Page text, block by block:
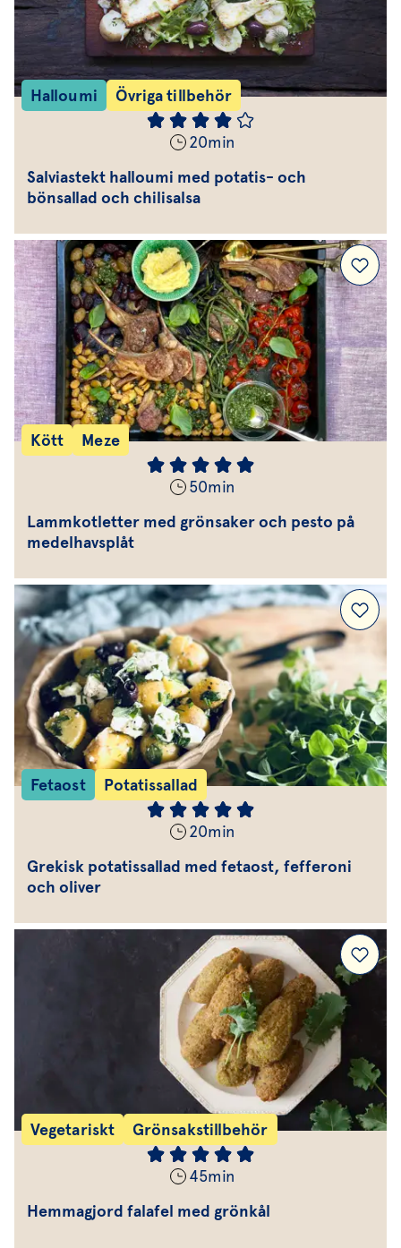
Halloumi Övriga tillbehör
20min
Salviastekt halloumi med potatis- och
bönsallad och chilisalsa
Kött Meze
50min
Lammkotletter med grönsaker och pesto på
medelhavsplåt
Fetaost Potatissallad
20min
Grekisk potatissallad med fetaost, fefferoni
och oliver
Vegetariskt Grönsakstillbehör
45min
Hemmagjord falafel med grönkål